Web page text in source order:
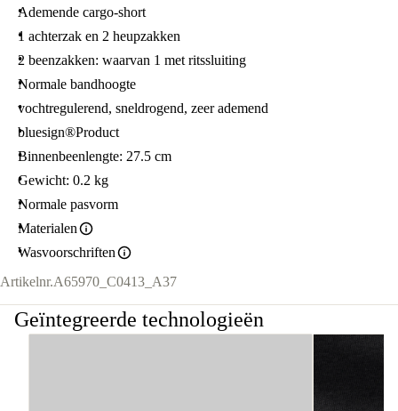
Ademende cargo-short
1 achterzak en 2 heupzakken
2 beenzakken: waarvan 1 met ritssluiting
Normale bandhoogte
vochtregulerend, sneldrogend, zeer ademend
bluesign®Product
Binnenbeenlengte: 27.5 cm
Gewicht: 0.2 kg
Normale pasvorm
Materialen
Wasvoorschriften
Artikelnr.A65970_C0413_A37
Geïntegreerde technologieën